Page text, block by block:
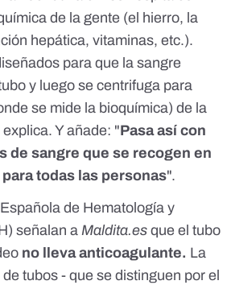
de la gente (el hierro, la
hepática, vitaminas, etc.).
para que la sangre
y luego se centrifuga para
se mide la bioquímica) de la
Y añade: "Pasa así con
de sangre que se recogen en
todas las personas".
de Hematología y
señalan a Maldita.es que el tubo
no lleva anticoagulante. La
tubos - que se distinguen por el